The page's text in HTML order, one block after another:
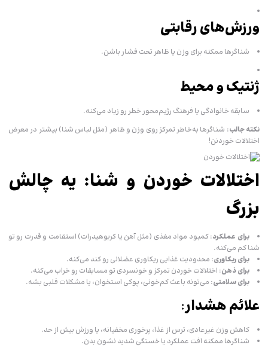
ورزش‌های رقابتی
شناگرها ممکنه برای وزن یا ظاهر تحت فشار باشن.
ژنتیک و محیط
سابقه خانوادگی یا فرهنگ رژیم‌محور خطر رو زیاد می‌کنه.
نکته جالب: شناگرها به‌خاطر تمرکز روی وزن و ظاهر (مثل لباس شنا) بیشتر در معرض
اختلالات خوردنن!
اختلالات خوردن و شنا: یه چالش
بزرگ
برای عملکرد: کمبود مواد مغذی (مثل آهن یا کربوهیدرات) استقامت و قدرت رو تو
شنا کم می‌کنه.
برای ریکاوری: محدودیت غذایی ریکاوری عضلانی رو کند می‌کنه.
برای ذهن: اختلالات خوردن تمرکز و خونسردی تو مسابقات رو خراب می‌کنه.
برای سلامتی: می‌تونه باعث کم‌خونی، پوکی استخوان، یا مشکلات قلبی بشه.
علائم هشدار:
کاهش وزن غیرعادی، ترس از غذا، پرخوری مخفیانه، یا ورزش بیش از حد.
شناگرها ممکنه افت عملکرد یا خستگی شدید نشون بدن.